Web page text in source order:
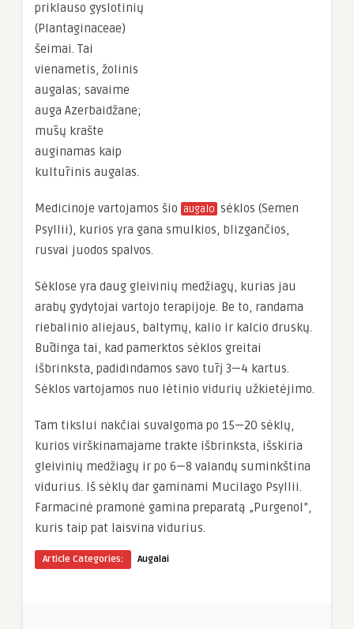
priklauso gyslotinių
(Plantaginaceae)
šeimai. Tai
vienametis, žolinis
augalas; savaime
auga Azerbaidžane;
mūsų krašte
auginamas kaip
kultūrinis augalas.
Medicinoje vartojamos šio augalo sėklos (Semen
Psyllii), kurios yra gana smulkios, blizgančios,
rusvai juodos spalvos.
Sėklose yra daug gleivinių medžiagų, kurias jau
arabų gydytojai vartojo terapijoje. Be to, randama
riebalinio aliejaus, baltymų, kalio ir kalcio druskų.
Būdinga tai, kad pamerktos sėklos greitai
išbrinksta, padidindamos savo tūrį 3—4 kartus.
Sėklos vartojamos nuo lėtinio vidurių užkietėjimo.
Tam tikslui nakčiai suvalgoma po 15—20 sėklų,
kurios virškinamajame trakte išbrinksta, išskiria
gleivinių medžiagų ir po 6—8 valandų suminkština
vidurius. Iš sėklų dar gaminami Mucilago Psyllii.
Farmacinė pramonė gamina preparatą „Purgenol”,
kuris taip pat laisvina vidurius.
Article Categories: Augalai